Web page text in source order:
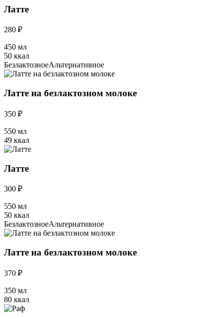
Латте
280 ₽
450 мл
50 ккал
БезлактозноеАльтернативное
Латте на безлактозном молоке
350 ₽
550 мл
49 ккал
Латте
300 ₽
550 мл
50 ккал
БезлактозноеАльтернативное
Латте на безлактозном молоке
370 ₽
350 мл
80 ккал